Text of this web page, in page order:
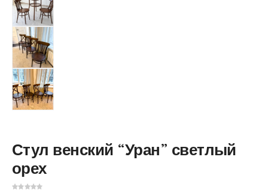
Стул венский “Уран” светлый
орех